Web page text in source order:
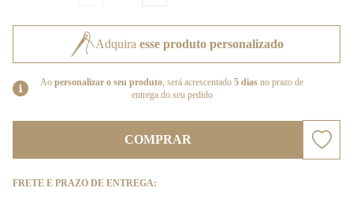
Adquira esse produto personalizado
Ao personalizar o seu produto, será acrescentado 5 dias no prazo de
entrega do seu pedido
COMPRAR
FRETE E PRAZO DE ENTREGA: